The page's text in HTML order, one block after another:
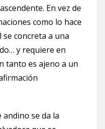
En vez de
como lo hace
se concreta a una
y requiere en
tanto es ajeno a un
andino se da la